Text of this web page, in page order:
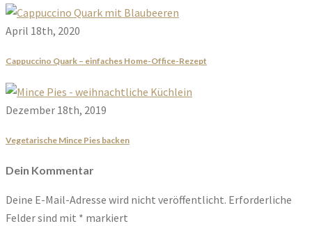
April 18th, 2020
Cappuccino Quark – einfaches Home-Office-Rezept
Dezember 18th, 2019
Vegetarische Mince Pies backen
Dein Kommentar
Deine E-Mail-Adresse wird nicht veröffentlicht. Erforderliche
Felder sind mit * markiert